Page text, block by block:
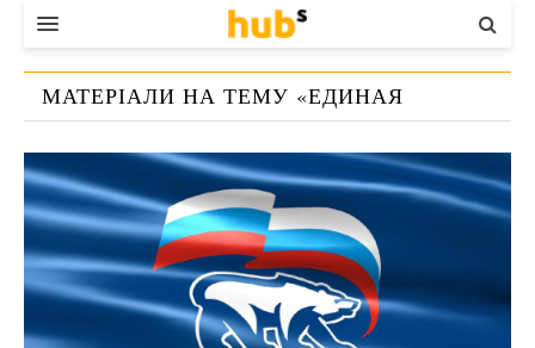
ВЛАДА
ЕКОНОМІКА
СТАРТЕР
КОНТАКТИ
МАТЕРІАЛИ НА ТЕМУ «ЕДИНАЯ